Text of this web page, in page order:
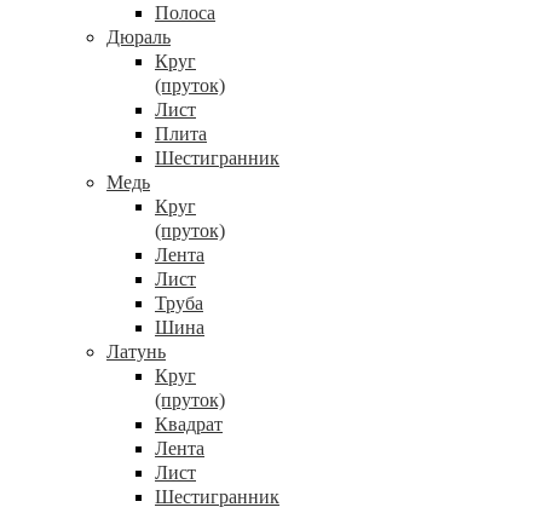
Полоса
Дюраль
Круг
(пруток)
Лист
Плита
Шестигранник
Медь
Круг
(пруток)
Лента
Лист
Труба
Шина
Латунь
Круг
(пруток)
Квадрат
Лента
Лист
Шестигранник